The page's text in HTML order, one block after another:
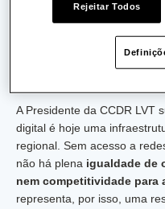
densidade, etodas têm de
da transição digital. Levar
A Presidente da CCDR LVT
digital é hoje uma
regional. Sem acesso a
não há plena igualdade de
nem competitividade para
representa, por isso, uma
Rejeitar Todos